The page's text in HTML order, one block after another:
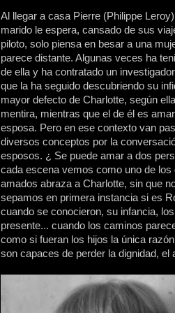
Al llegar a casa Pierre (Philippe
marido le espera, cansado de sus
piloto, solo piensa en besar a una
parece distante. Algunas veces ha
de ella y ha contratado un
que la ha seguido descubriendo su
mayor defecto de Charlotte, según
mentira, mientras que el de él es
esposa. Pero en ese contexto van
diversos conceptos por la
esposos. ¿ Se puede amar a dos
cada escena vemos como uno de los
amados abraza a Charlotte, sin que
sepamos en primera instancia si es
cuando se conocieron, su infancia,
presente... cuando los caminos
como si fueran los hijos la única
son capaces de perder la dignidad, el